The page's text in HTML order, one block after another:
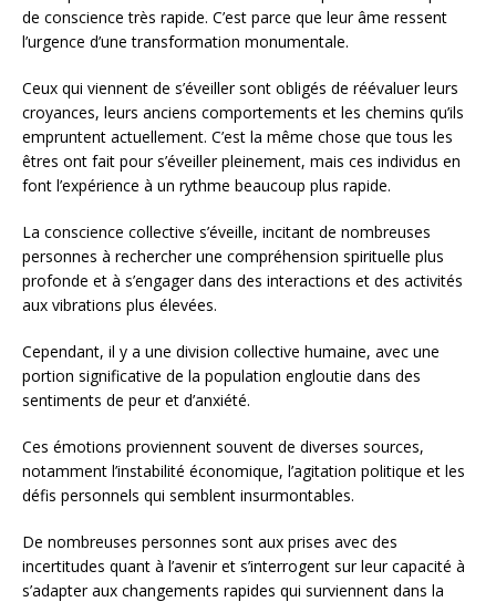
de conscience très rapide. C’est parce que leur âme ressent
l’urgence d’une transformation monumentale.
Ceux qui viennent de s’éveiller sont obligés de réévaluer leurs
croyances, leurs anciens comportements et les chemins qu’ils
empruntent actuellement. C’est la même chose que tous les
êtres ont fait pour s’éveiller pleinement, mais ces individus en
font l’expérience à un rythme beaucoup plus rapide.
La conscience collective s’éveille, incitant de nombreuses
personnes à rechercher une compréhension spirituelle plus
profonde et à s’engager dans des interactions et des activités
aux vibrations plus élevées.
Cependant, il y a une division collective humaine, avec une
portion significative de la population engloutie dans des
sentiments de peur et d’anxiété.
Ces émotions proviennent souvent de diverses sources,
notamment l’instabilité économique, l’agitation politique et les
défis personnels qui semblent insurmontables.
De nombreuses personnes sont aux prises avec des
incertitudes quant à l’avenir et s’interrogent sur leur capacité à
s’adapter aux changements rapides qui surviennent dans la